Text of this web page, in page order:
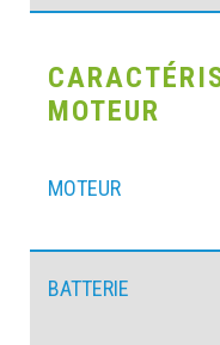
MOTEUR
MOTEUR
BATTERIE